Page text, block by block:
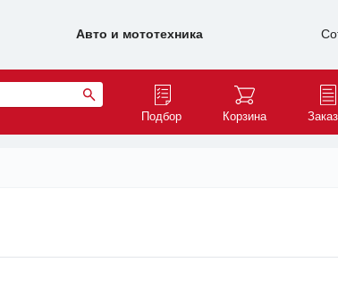
Авто и мототехника
Подбор Корзина